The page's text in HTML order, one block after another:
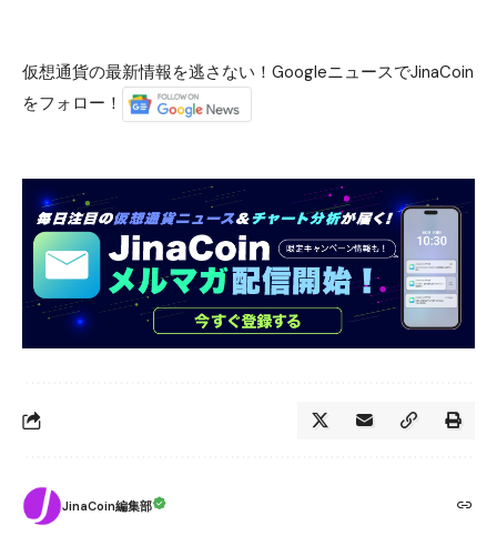
仮想通貨の最新情報を逃さない！GoogleニュースでJinaCoin
をフォロー！
JinaCoin編集部